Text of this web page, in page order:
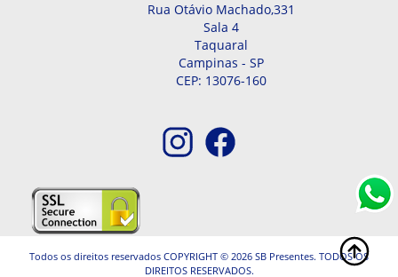
Rua Otávio Machado,331
Sala 4
Taquaral
Campinas - SP
CEP: 13076-160
Todos os direitos reservados COPYRIGHT © 2026 SB Presentes. TODOS OS
DIREITOS RESERVADOS.